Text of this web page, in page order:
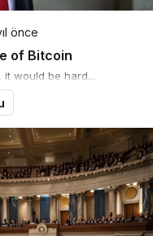
önce
of Bitcoin
it would be hard...